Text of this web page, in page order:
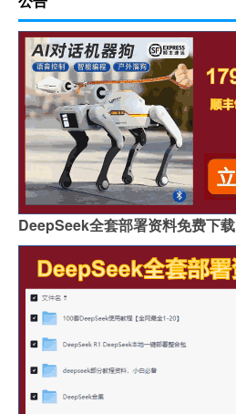
DeepSeek全套部署资料免费下载